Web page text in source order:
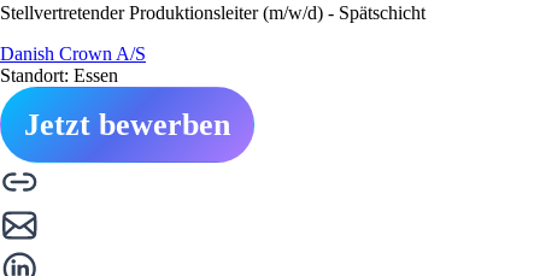
Stellvertretender Produktionsleiter (m/w/d) - Spätschicht
Danish Crown A/S
Standort: Essen
Jetzt bewerben